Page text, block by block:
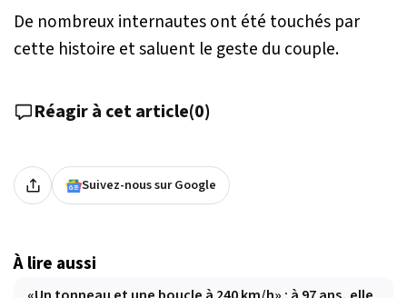
De nombreux internautes ont été touchés par
cette histoire et saluent le geste du couple.
Réagir à cet article(0)
Suivez-nous sur Google
À lire aussi